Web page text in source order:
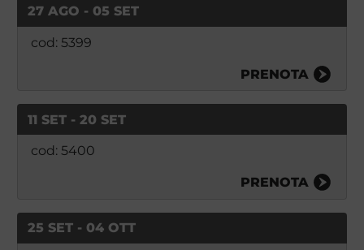
27 AGO - 05 SET
cod: 5399
PRENOTA
11 SET - 20 SET
cod: 5400
PRENOTA
25 SET - 04 OTT